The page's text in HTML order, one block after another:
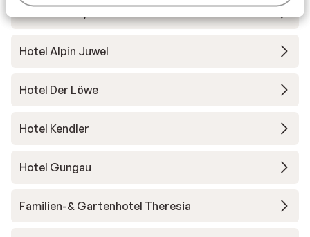
Hotel Alpin Juwel
Hotel Der Löwe
Hotel Kendler
Hotel Gungau
Familien-& Gartenhotel Theresia